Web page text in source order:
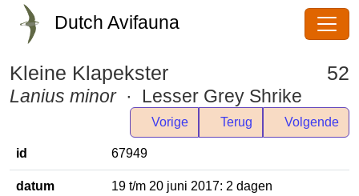
Dutch Avifauna
Kleine Klapekster 52
Lanius minor · Lesser Grey Shrike
Vorige Terug
Volgende
id
67949
datum
19 t/m 20 juni 2017: 2 dagen